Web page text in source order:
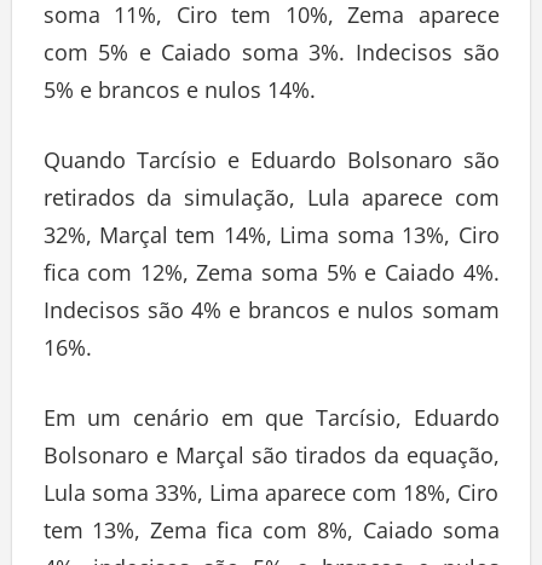
soma 11%, Ciro tem 10%, Zema aparece
com 5% e Caiado soma 3%. Indecisos são
5% e brancos e nulos 14%.
Quando Tarcísio e Eduardo Bolsonaro são
retirados da simulação, Lula aparece com
32%, Marçal tem 14%, Lima soma 13%, Ciro
fica com 12%, Zema soma 5% e Caiado 4%.
Indecisos são 4% e brancos e nulos somam
16%.
Em um cenário em que Tarcísio, Eduardo
Bolsonaro e Marçal são tirados da equação,
Lula soma 33%, Lima aparece com 18%, Ciro
tem 13%, Zema fica com 8%, Caiado soma